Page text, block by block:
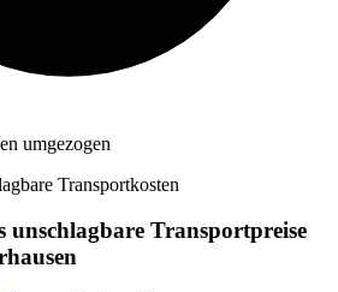
umgezogen
Transportkosten
unschlagbare Transportpreise